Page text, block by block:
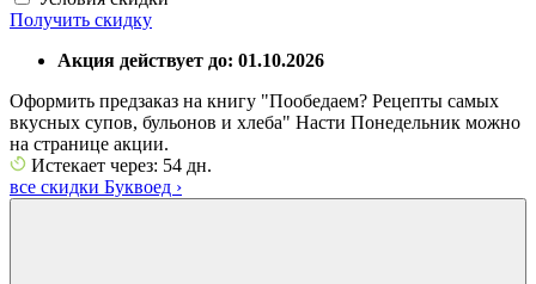
Получить скидку
Акция действует до: 01.10.2026
Оформить предзаказ на книгу "Пообедаем? Рецепты самых
вкусных супов, бульонов и хлеба" Насти Понедельник можно
на странице акции.
Истекает через: 54 дн.
все скидки Буквоед ›